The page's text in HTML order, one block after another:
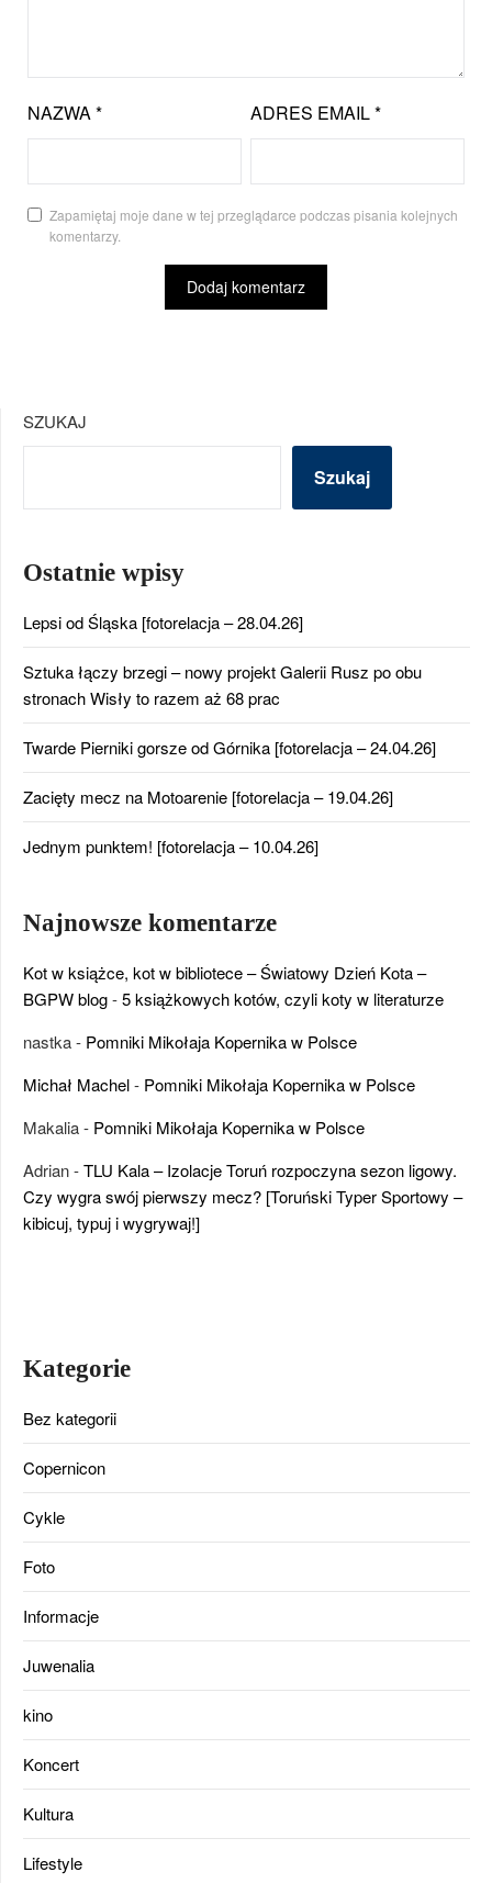
NAZWA* ADRES EMAIL*
Zapamiętaj moje dane w tej przeglądarce podczas pisania kolejnych
komentarzy.
SZUKAJ
Szukaj
Ostatnie wpisy
Lepsi od Śląska [fotorelacja – 28.04.26]
Sztuka łączy brzegi – nowy projekt Galerii Rusz po obu
stronach Wisły to razem aż 68 prac
Twarde Pierniki gorsze od Górnika [fotorelacja – 24.04.26]
Zacięty mecz na Motoarenie [fotorelacja – 19.04.26]
Jednym punktem! [fotorelacja – 10.04.26]
Najnowsze komentarze
Kot w książce, kot w bibliotece – Światowy Dzień Kota –
BGPW blog-5 książkowych kotów, czyli koty w literaturze
nastka- Pomniki Mikołaja Kopernika w Polsce
Michał Machel- Pomniki Mikołaja Kopernika w Polsce
Makalia- Pomniki Mikołaja Kopernika w Polsce
Adrian-TLU Kala – Izolacje Toruń rozpoczyna sezon ligowy.
Czy wygra swój pierwszy mecz? [Toruński Typer Sportowy –
kibicuj, typuj i wygrywaj!]
Kategorie
Bez kategorii
Copernicon
Cykle
Foto
Informacje
Juwenalia
kino
Koncert
Kultura
Lifestyle